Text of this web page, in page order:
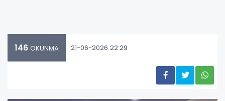
146 OKUNMA 21-06-2026 22:29